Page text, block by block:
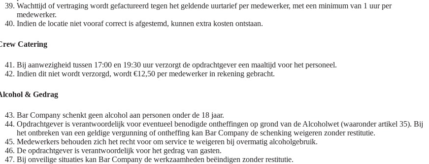
Wachttijd of vertraging wordt gefactureerd tegen het geldende uurtarief per medewerker, met een minimum van 1 uur per
medewerker.
Indien de locatie niet vooraf correct is afgestemd, kunnen extra kosten ontstaan.
Catering
Bij aanwezigheid tussen 17:00 en 19:30 uur verzorgt de opdrachtgever een maaltijd voor het personeel.
Indien dit niet wordt verzorgd, wordt €12,50 per medewerker in rekening gebracht.
& Gedrag
Bar Company schenkt geen alcohol aan personen onder de 18 jaar.
Opdrachtgever is verantwoordelijk voor eventueel benodigde ontheffingen op grond van de Alcoholwet (waaronder artikel 35). Bij
het ontbreken van een geldige vergunning of ontheffing kan Bar Company de schenking weigeren zonder restitutie.
Medewerkers behouden zich het recht voor om service te weigeren bij overmatig alcoholgebruik.
De opdrachtgever is verantwoordelijk voor het gedrag van gasten.
Bij onveilige situaties kan Bar Company de werkzaamheden beëindigen zonder restitutie.